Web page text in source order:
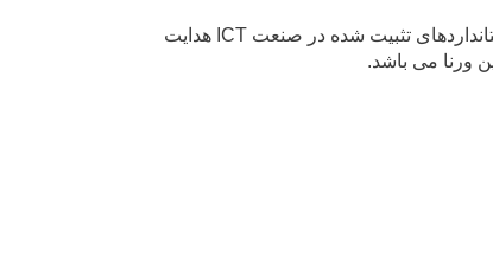
تعهد شرکت کاسپین ورنا برای ارائه محصولات و خدمات باکیفیت، این شرکت را به انتخاب محصولات و برندهای شناخته شده با استانداردهای تثبیت شده در صنعت ICT هدایت
ورنا می باشد.